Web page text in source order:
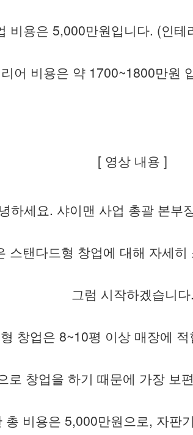
비용은 5,000만원입니다. (인테
어 비용은 약 1700~1800만원
[ 영상 내용 ]
하세요. 샤이맨 사업 총괄 본부
스탠다드형 창업에 대해 자세
그럼 시작하겠습니다.
창업은 8~10평 이상 매장에
로 창업을 하기 때문에 가장 보
총 비용은 5,000만원으로, 자판